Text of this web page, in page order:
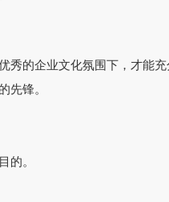
秀的企业文化氛围下，才能
先锋。
的。